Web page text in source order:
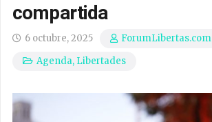
compartida
6 octubre, 2025
ForumLibertas.com
Agenda, Libertades